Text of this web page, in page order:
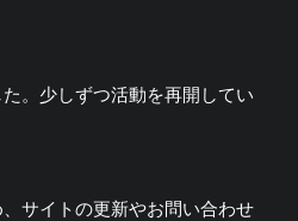
。少しずつ活動を再開してい
サイトの更新やお問い合わせ